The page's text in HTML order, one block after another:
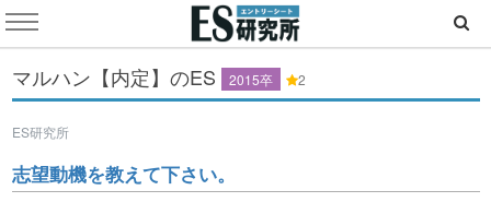
マルハン【内定】のES 2015卒 2
ES研究所
志望動機を教えて下さい。